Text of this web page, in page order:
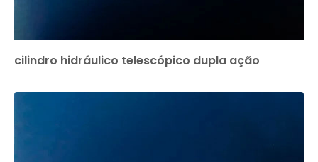
cilindro hidráulico telescópico dupla ação